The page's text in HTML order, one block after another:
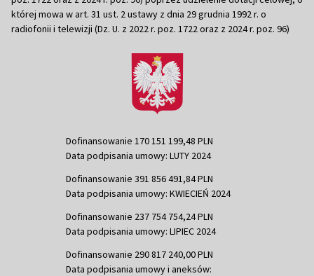
której mowa w art. 31 ust. 2 ustawy z dnia 29 grudnia 1992 r. o
radiofonii i telewizji (Dz. U. z 2022 r. poz. 1722 oraz z 2024 r. poz. 96)
Dofinansowanie 170 151 199,48 PLN
Data podpisania umowy: LUTY 2024
Dofinansowanie 391 856 491,84 PLN
Data podpisania umowy: KWIECIEŃ 2024
Dofinansowanie 237 754 754,24 PLN
Data podpisania umowy: LIPIEC 2024
Dofinansowanie 290 817 240,00 PLN
Data podpisania umowy i aneksów: